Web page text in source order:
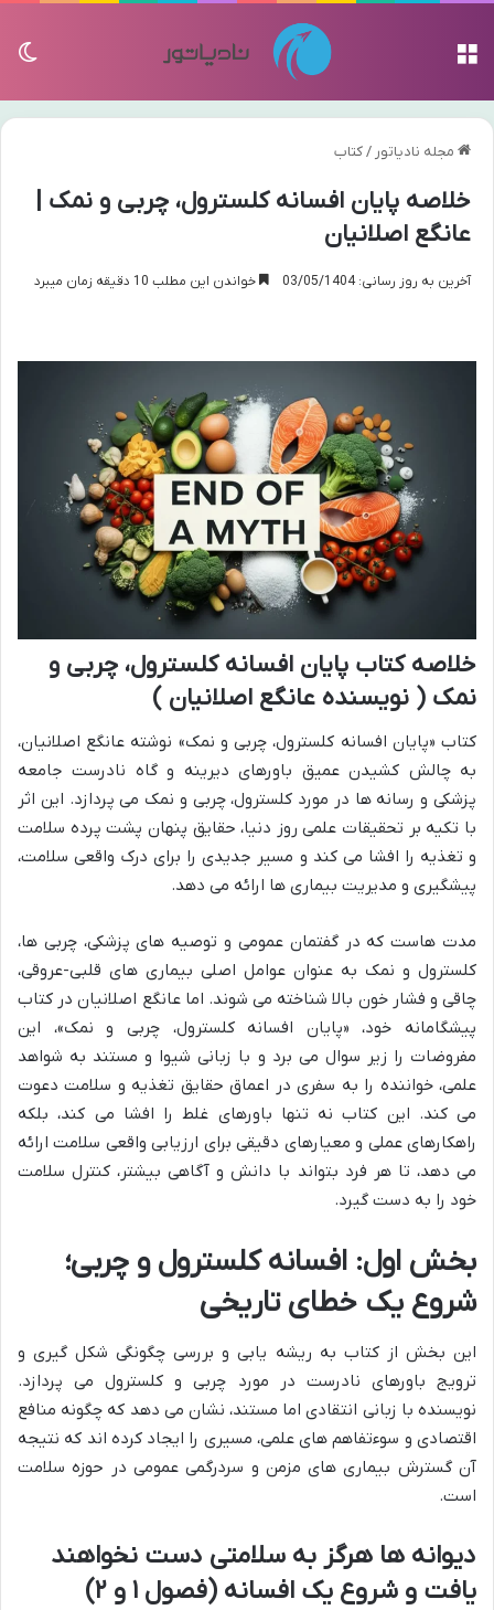
مجله نادیاتور /کتاب
خلاصه پایان افسانه کلسترول، چربی و نمک |
عانگع اصلانیان
آخرین به روز رسانی: 03/05/1404 خواندن این مطلب 10 دقیقه زمان میبرد
خلاصه کتاب پایان افسانه کلسترول، چربی و
نمک ( نویسنده عانگع اصلانیان )
کتاب «پایان افسانه کلسترول، چربی و نمک» نوشته عانگع اصلانیان،
به چالش کشیدن عمیق باورهای دیرینه و گاه نادرست جامعه
پزشکی و رسانه ها در مورد کلسترول، چربی و نمک می پردازد. این اثر
با تکیه بر تحقیقات علمی روز دنیا، حقایق پنهان پشت پرده سلامت
و تغذیه را افشا می کند و مسیر جدیدی را برای درک واقعی سلامت،
پیشگیری و مدیریت بیماری ها ارائه می دهد.
مدت هاست که در گفتمان عمومی و توصیه های پزشکی، چربی ها،
کلسترول و نمک به عنوان عوامل اصلی بیماری های قلبی-عروقی،
چاقی و فشار خون بالا شناخته می شوند. اما عانگع اصلانیان در کتاب
پیشگامانه خود، «پایان افسانه کلسترول، چربی و نمک»، این
مفروضات را زیر سوال می برد و با زبانی شیوا و مستند به شواهد
علمی، خواننده را به سفری در اعماق حقایق تغذیه و سلامت دعوت
می کند. این کتاب نه تنها باورهای غلط را افشا می کند، بلکه
راهکارهای عملی و معیارهای دقیقی برای ارزیابی واقعی سلامت ارائه
می دهد، تا هر فرد بتواند با دانش و آگاهی بیشتر، کنترل سلامت
خود را به دست گیرد.
بخش اول: افسانه کلسترول و چربی؛
شروع یک خطای تاریخی
این بخش از کتاب به ریشه یابی و بررسی چگونگی شکل گیری و
ترویج باورهای نادرست در مورد چربی و کلسترول می پردازد.
نویسنده با زبانی انتقادی اما مستند، نشان می دهد که چگونه منافع
اقتصادی و سوءتفاهم های علمی، مسیری را ایجاد کرده اند که نتیجه
آن گسترش بیماری های مزمن و سردرگمی عمومی در حوزه سلامت
است.
دیوانه ها هرگز به سلامتی دست نخواهند
یافت و شروع یک افسانه (فصول ۱ و ۲)